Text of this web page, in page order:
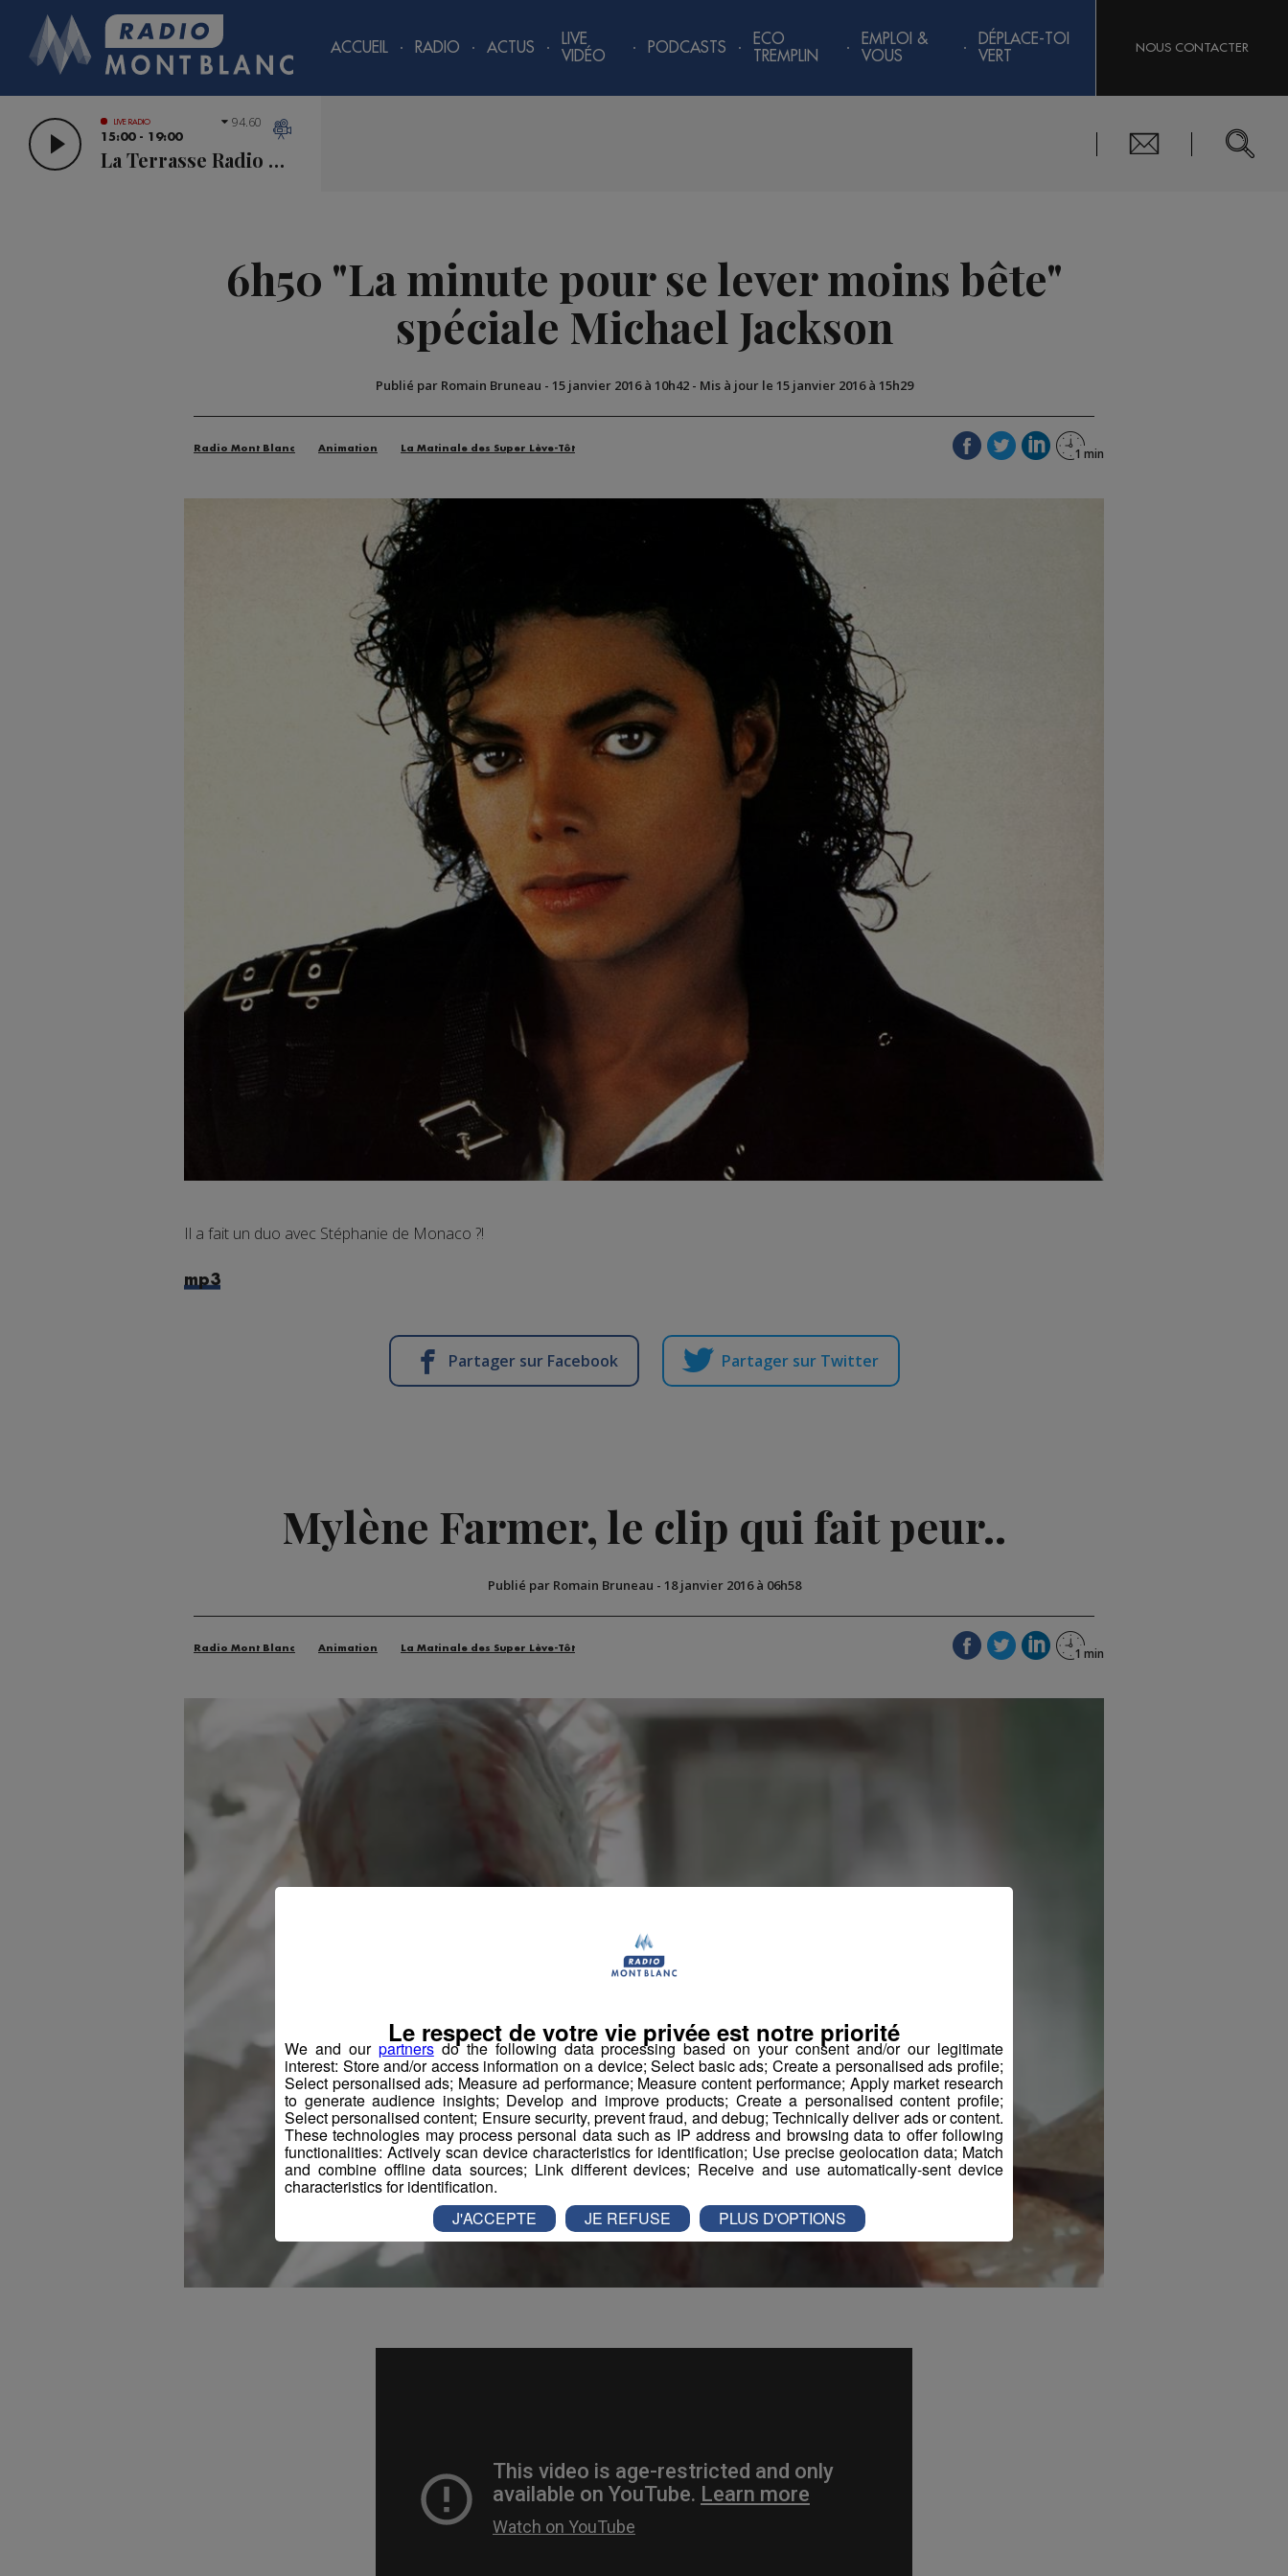
ACCUEIL RADIO ACTUS
LIVE
VIDÉO
PODCASTS
ECO
TREMPLIN
EMPLOI &
VOUS
DÉPLACE-TOI
VERT
NOUS CONTACTER
LIVE RADIO
15:00 - 19:00
La Terrasse Radio Mont Blanc
94.60
6h50 "La minute pour se lever moins bête"
spéciale Michael Jackson
Publié par Romain Bruneau - 15 janvier 2016 à 10h42- Mis à jour le 15 janvier 2016 à 15h29
Radio Mont Blanc Animation La Matinale des Super Lève-Tôt
Il a fait un duo avec Stéphanie de Monaco ?!
mp3
Partager sur Facebook Partager sur Twitter
Mylène Farmer, le clip qui fait peur..
Publié par Romain Bruneau - 18 janvier 2016 à 06h58
Radio Mont Blanc Animation La Matinale des Super Lève-Tôt
We and our partnersdo the following data processing based on your consent and/or our legitimate
interest: Store and/or access information on a device; Select basic ads; Create a personalised ads profile;
Select personalised ads; Measure ad performance; Measure content performance; Apply market research
to generate audience insights; Develop and improve products; Create a personalised content profile;
Select personalised content; Ensure security, prevent fraud, and debug; Technically deliver ads or content.
These technologies may process personal data such as IP address and browsing data to offer following
functionalities: Actively scan device characteristics for identification; Use precise geolocation data; Match
and combine offline data sources; Link different devices; Receive and use automatically-sent device
characteristics for identification.
Le respect de votre vie privée est notre priorité
J'ACCEPTE JE REFUSE PLUS D'OPTIONS